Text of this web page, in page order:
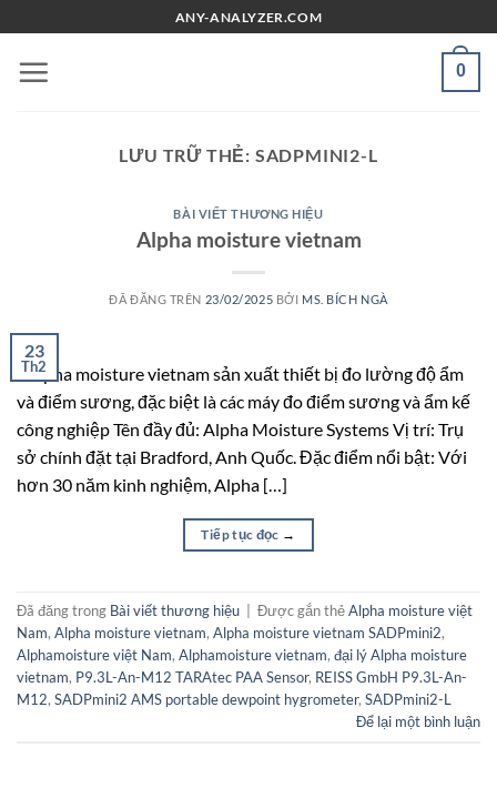
đến
nội
ANY-ANALYZER.COM
0
LƯU TRỮ THẺ: SADPMINI2-L
BÀI VIẾT THƯƠNG HIỆU
Alpha moisture vietnam
ĐÃ ĐĂNG TRÊN 23/02/2025 BỞI MS. BÍCH NGÀ
23
Th2
Alpha moisture vietnam sản xuất thiết bị đo lường độ ẩm
và điểm sương, đặc biệt là các máy đo điểm sương và ẩm kế
công nghiệp Tên đầy đủ: Alpha Moisture Systems Vị trí: Trụ
sở chính đặt tại Bradford, Anh Quốc. Đặc điểm nổi bật: Với
hơn 30 năm kinh nghiệm, Alpha […]
Tiếp tục đọc →
Đã đăng trong Bài viết thương hiệu Được gắn thẻAlpha moisture việt
Nam, Alpha moisture vietnam, Alpha moisture vietnam SADPmini2,
Alphamoisture việt Nam, Alphamoisture vietnam, đại lý Alpha moisture
vietnam, P9.3L-An-M12 TARAtec PAA Sensor, REISS GmbH P9.3L-An-
M12, SADPmini2 AMS portable dewpoint hygrometer, SADPmini2-L
Để lại một bình luận